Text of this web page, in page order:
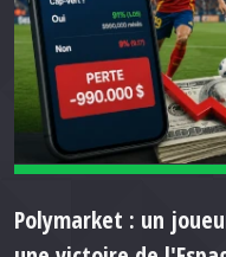
Polymarket : un